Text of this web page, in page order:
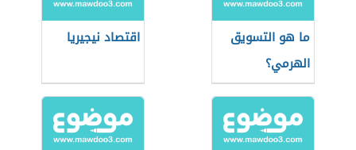
ما هو التسويق
الهرمي؟
اقتصاد نيجيريا